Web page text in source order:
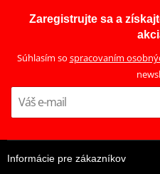
Zaregistrujte sa a
Súhlasím so spracovaním
Informácie pre zákazníkov